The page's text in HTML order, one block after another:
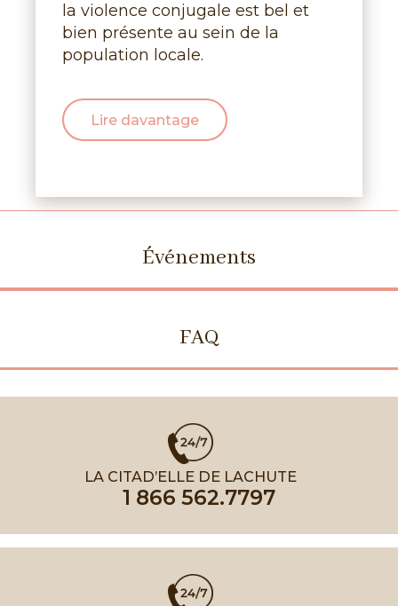
la violence conjugale est bel et
bien présente au sein de la
population locale.
Lire davantage
Événements
FAQ
LA CITAD’ELLE DE LACHUTE
1 866 562.7797